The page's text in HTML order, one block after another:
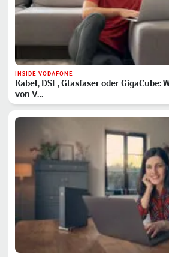
INSIDE VODAFONE
Kabel, DSL, Glasfaser oder
von V…